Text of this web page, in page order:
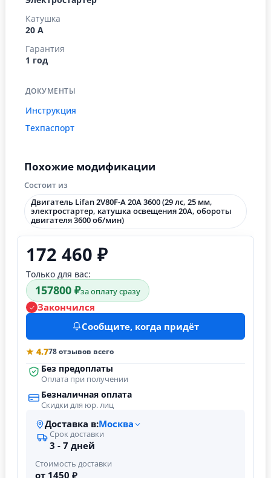
Похожие модификации
Состоит из
Двигатель Lifan 2V80F-A 20А 3600 (29 лс, 25 мм,
электростартер, катушка освещения 20А, обороты
двигателя 3600 об/мин)
Катушка
20 А
Гарантия
1 год
ДОКУМЕНТЫ
Инструкция
Техпаспорт
172 460 ₽
Только для вас:
157800 ₽за оплату сразу
Закончился
Сообщите, когда придёт
★ 4.778 отзывов всего
Без предоплаты
Оплата при получении
Безналичная оплата
Скидки для юр. лиц
Доставка в:Москва
Срок доставки
3 - 7 дней
Стоимость доставки
от 1450 ₽